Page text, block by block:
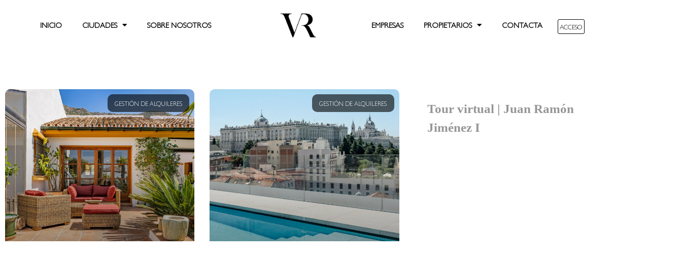
INICIO CIUDADES SOBRE NOSOTROS EMPRESAS PROPIETARIOS CONTACTA ACCESO
GESTIÓN DE ALQUILERES GESTIÓN DE ALQUILERES
Tour virtual | Juan Ramón
Jiménez I